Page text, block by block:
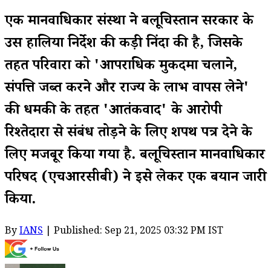
एक मानवाधिकार संस्था ने बलूचिस्तान सरकार के
उस हालिया निर्देश की कड़ी निंदा की है, जिसके
तहत परिवारों को 'आपराधिक मुकदमा चलाने,
संपत्ति जब्त करने और राज्य के लाभ वापस लेने'
की धमकी के तहत 'आतंकवाद' के आरोपी
रिश्तेदारों से संबंध तोड़ने के लिए शपथ पत्र देने के
लिए मजबूर किया गया है. बलूचिस्तान मानवाधिकार
परिषद (एचआरसीबी) ने इसे लेकर एक बयान जारी
किया.
ByIANS | Published: Sep 21, 2025 03:32 PM IST